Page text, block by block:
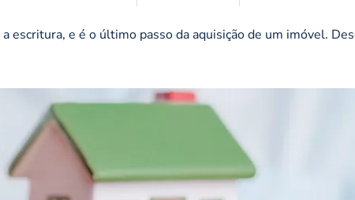
escritura, e é o último passo da aquisição de um imóvel.